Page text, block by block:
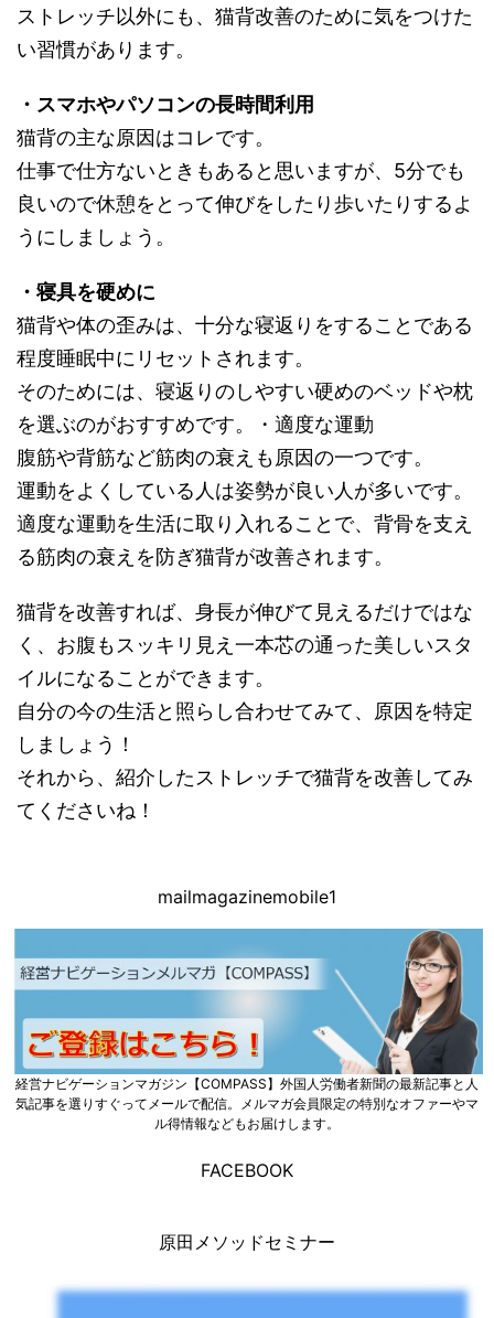
ストレッチ以外にも、猫背改善のために気をつけた
い習慣があります。
・スマホやパソコンの長時間利用
猫背の主な原因はコレです。
仕事で仕方ないときもあると思いますが、5分でも
良いので休憩をとって伸びをしたり歩いたりするよ
うにしましょう。
・寝具を硬めに
猫背や体の歪みは、十分な寝返りをすることである
程度睡眠中にリセットされます。
そのためには、寝返りのしやすい硬めのベッドや枕
を選ぶのがおすすめです。・適度な運動
腹筋や背筋など筋肉の衰えも原因の一つです。
運動をよくしている人は姿勢が良い人が多いです。
適度な運動を生活に取り入れることで、背骨を支え
る筋肉の衰えを防ぎ猫背が改善されます。
猫背を改善すれば、身長が伸びて見えるだけではな
く、お腹もスッキリ見え一本芯の通った美しいスタ
イルになることができます。
自分の今の生活と照らし合わせてみて、原因を特定
しましょう！
それから、紹介したストレッチで猫背を改善してみ
てくださいね！
mailmagazinemobile1
経営ナビゲーションマガジン【COMPASS】外国人労働者新聞の最新記事と人
気記事を選りすぐってメールで配信。メルマガ会員限定の特別なオファーやマ
ル得情報などもお届けします。
FACEBOOK
原田メソッドセミナー